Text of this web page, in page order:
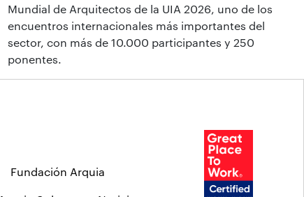
Mundial de Arquitectos de la UIA 2026, uno de los
encuentros internacionales más importantes del
sector, con más de 10.000 participantes y 250
ponentes.
Fundación Arquia